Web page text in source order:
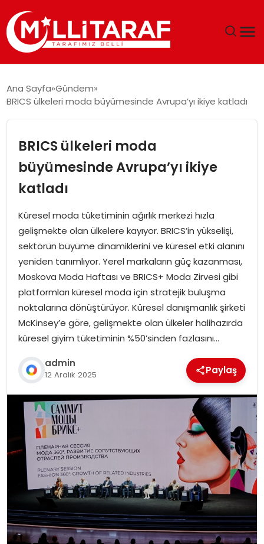
TEKNOLOJI
EKONOMI
SIYASET
MAGAZIN
Ana Sayfa Gündem
BRICS ülkeleri moda büyümesinde Avrupa’yı ikiye katladı
BRICS ülkeleri moda
büyümesinde Avrupa’yı ikiye
katladı
Küresel moda tüketiminin ağırlık merkezi hızla
gelişmekte olan ülkelere kayıyor. BRICS’in yükselişi,
sektörün büyüme dinamiklerini ve küresel etki alanını
yeniden tanımlıyor. Yerel markaların güç kazanması,
Moskova Moda Haftası ve BRICS+ Moda Zirvesi gibi
platformları küresel moda için stratejik buluşma
noktalarına dönüştürüyor. Küresel danışmanlık şirketi
McKinsey’e göre, gelişmekte olan ülkeler halihazırda
küresel giyim tüketiminin %50’sinden fazlasını…
admin
12 Aralık 2025 Paylaş